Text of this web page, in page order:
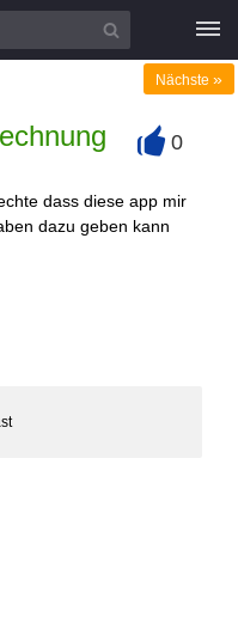
Nächste »
0
dass diese app mir
dazu geben kann